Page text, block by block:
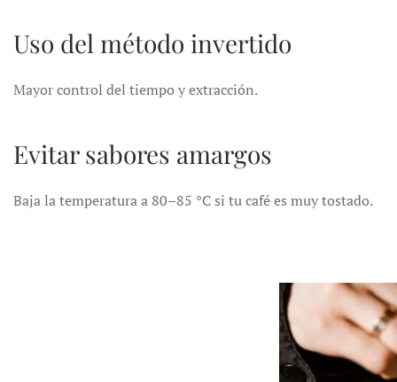
Uso del método invertido
Mayor control del tiempo y extracción.
Evitar sabores amargos
Baja la temperatura a 80–85 °C si tu café es muy tostado.